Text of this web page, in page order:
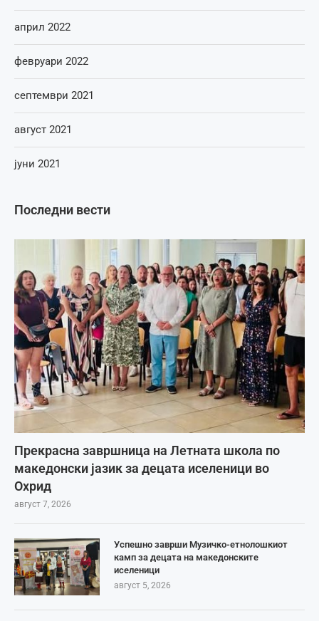
Последни вести
Прекрасна завршница на Летната школа по
македонски јазик за децата иселеници во
Охрид
август 7, 2026
Успешно заврши Музичко-етнолошкиот
камп за децата на македонските
иселеници
август 5, 2026
април 2022
февруари 2022
септември 2021
август 2021
јуни 2021